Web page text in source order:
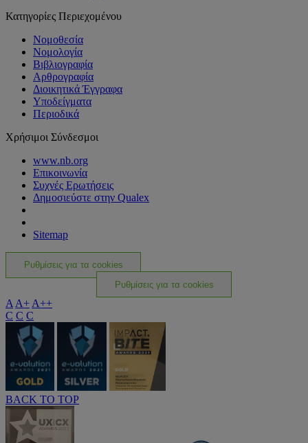
Κατηγορίες Περιεχομένου
Νομοθεσία
Νομολογία
Βιβλιογραφία
Αρθρογραφία
Διοικητικά Έγγραφα
Υποδείγματα
Περιοδικά
Χρήσιμοι Σύνδεσμοι
www.nb.org
Επικοινωνία
Συχνές Ερωτήσεις
Δημοσιεύστε στην Qualex
Sitemap
Ρυθμίσεις για τα cookies
Ρυθμίσεις για τα cookies
A A+ A++
C C C
BACK TO TOP